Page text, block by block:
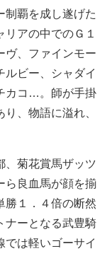
制覇を成し遂げた
アの中でのＧ１
ヴ、ファインモー
ルビー、シャダイ
カコ…。師が手掛
、物語に溢れ、
、菊花賞馬ザッツ
ら良血馬が顔を揃
勝１．４倍の断然
ナーとなる武豊騎
では軽いゴーサイ